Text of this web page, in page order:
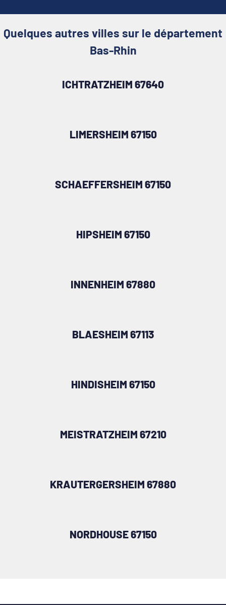
Quelques autres villes sur le département
Bas-Rhin
ICHTRATZHEIM 67640
LIMERSHEIM 67150
SCHAEFFERSHEIM 67150
HIPSHEIM 67150
INNENHEIM 67880
BLAESHEIM 67113
HINDISHEIM 67150
MEISTRATZHEIM 67210
KRAUTERGERSHEIM 67880
NORDHOUSE 67150